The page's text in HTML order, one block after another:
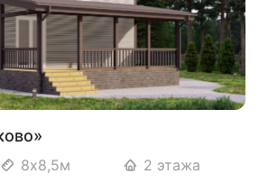
8х8,5м 2 этажа